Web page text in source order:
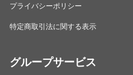
プライバシーポリシー
特定商取引法に関する表示
グループサービス